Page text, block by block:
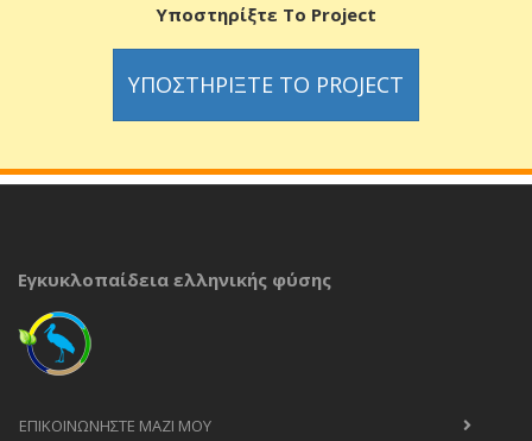
Υποστηρίξτε Το Project
ΥΠΟΣΤΗΡΊΞΤΕ ΤΟ PROJECT
Εγκυκλοπαίδεια ελληνικής φύσης
ΕΠΙΚΟΙΝΩΝΉΣΤΕ ΜΑΖΊ ΜΟΥ